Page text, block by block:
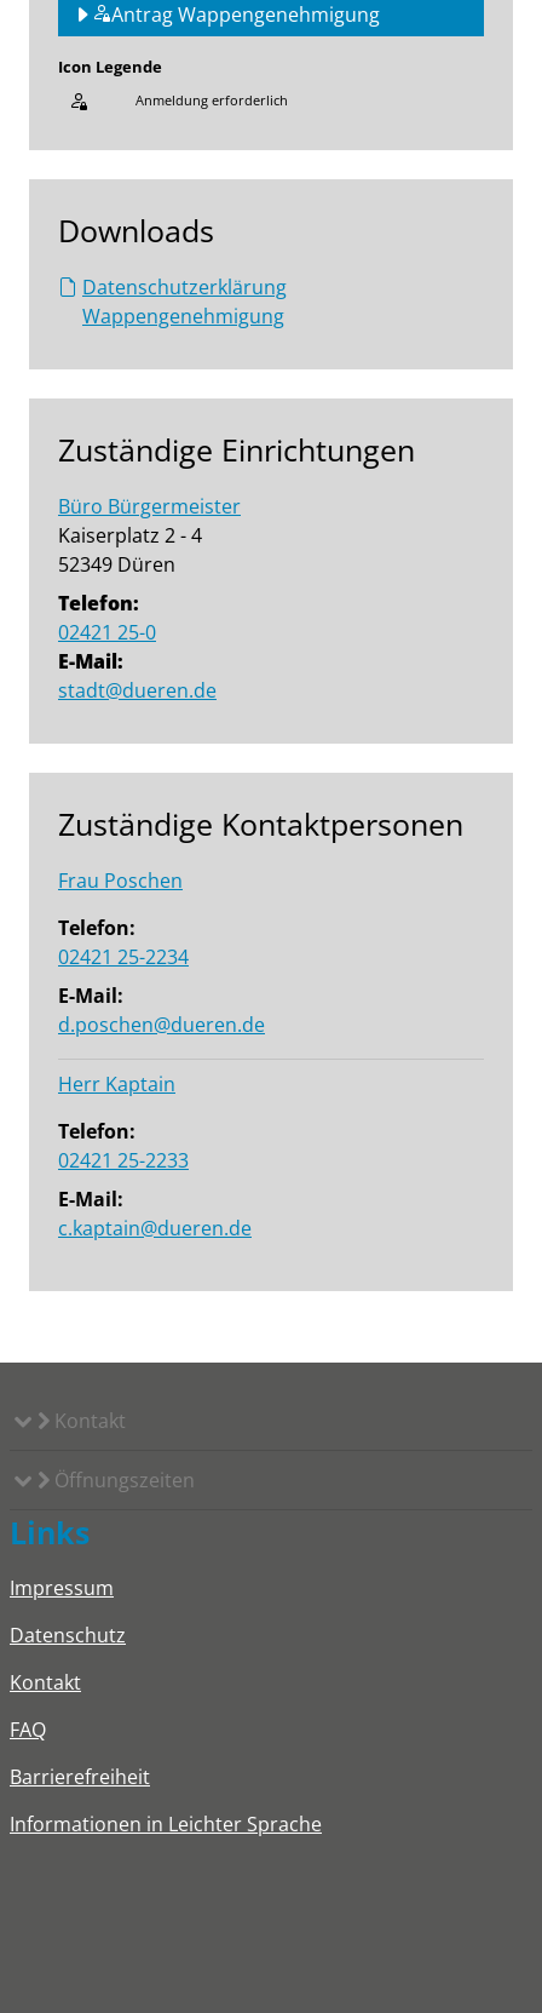
Antrag Wappengenehmigung
Icon Legende
Anmeldung erforderlich
Downloads
Datenschutzerklärung
Wappengenehmigung
Zuständige Einrichtungen
Büro Bürgermeister
Kaiserplatz 2 - 4
52349 Düren
Telefon:
02421 25-0
E-Mail:
stadt@dueren.de
Zuständige Kontaktpersonen
Frau Poschen
Telefon:
02421 25-2234
E-Mail:
d.poschen@dueren.de
Herr Kaptain
Telefon:
02421 25-2233
E-Mail:
c.kaptain@dueren.de
Kontakt
Öffnungszeiten
Links
Impressum
Datenschutz
Kontakt
FAQ
Barrierefreiheit
Informationen in Leichter Sprache